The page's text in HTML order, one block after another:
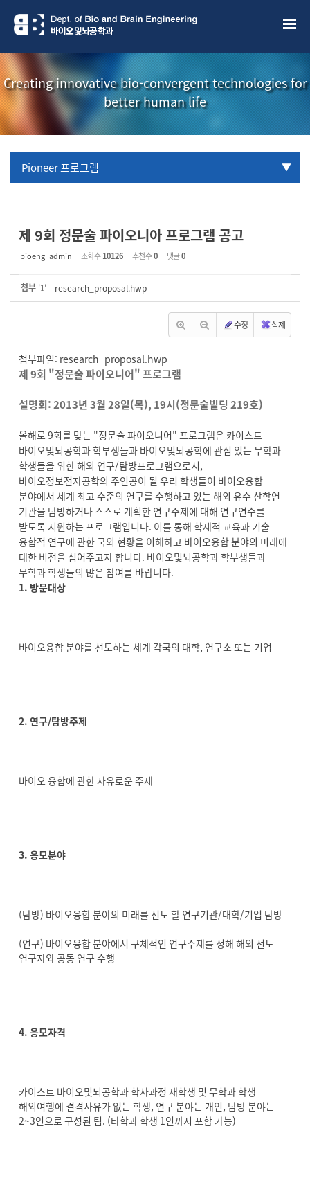
Creating innovative bio-convergent technologies for
better human life
Pioneer 프로그램
학부생 국제학술대회 참관프로그램
제 9회 정문술 파이오니아 프로그램 공고
bioeng_admin 조회 수10126 추천 수0 댓글0
첨부 '1' research_proposal.hwp
수정 삭제
첨부파일: research_proposal.hwp
제 9회 "정문술 파이오니어" 프로그램
설명회: 2013년 3월 28일(목), 19시(정문술빌딩 219호)
올해로 9회를 맞는 "정문술 파이오니어" 프로그램은 카이스트
바이오및뇌공학과 학부생들과 바이오및뇌공학에 관심 있는 무학과
학생들을 위한 해외 연구/탐방프로그램으로서,
바이오정보전자공학의 주인공이 될 우리 학생들이 바이오융합
분야에서 세계 최고 수준의 연구를 수행하고 있는 해외 유수 산학연
기관을 탐방하거나 스스로 계획한 연구주제에 대해 연구연수를
받도록 지원하는 프로그램입니다. 이를 통해 학제적 교육과 기술
융합적 연구에 관한 국외 현황을 이해하고 바이오융합 분야의 미래에
대한 비전을 심어주고자 합니다. 바이오및뇌공학과 학부생들과
무학과 학생들의 많은 참여를 바랍니다.
1. 방문대상
바이오융합 분야를 선도하는 세계 각국의 대학, 연구소 또는 기업
2. 연구/탐방주제
바이오 융합에 관한 자유로운 주제
3. 응모분야
(탐방) 바이오융합 분야의 미래를 선도 할 연구기관/대학/기업 탐방
(연구) 바이오융합 분야에서 구체적인 연구주제를 정해 해외 선도
연구자와 공동 연구 수행
4. 응모자격
카이스트 바이오및뇌공학과 학사과정 재학생 및 무학과 학생
해외여행에 결격사유가 없는 학생, 연구 분야는 개인, 탐방 분야는
2~3인으로 구성된 팀. (타학과 학생 1인까지 포함 가능)